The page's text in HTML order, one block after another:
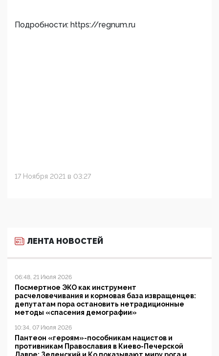
Подробности: https://regnum.ru
17 Ноября 2021 в 03:27
ЛЕНТА НОВОСТЕЙ
06:48, 21 Июля 2026
Посмертное ЭКО как инструмент
расчеловечивания и кормовая база извращенцев:
депутатам пора остановить нетрадиционные
методы «спасения демографии»
10:34, 07 Июля 2026
Пантеон «героям»-пособникам нацистов и
противникам Православия в Киево-Печерской